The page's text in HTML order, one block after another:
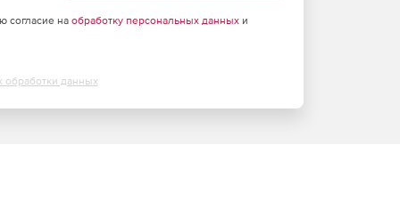
согласие на обработку персональных данныхи
обработки данных